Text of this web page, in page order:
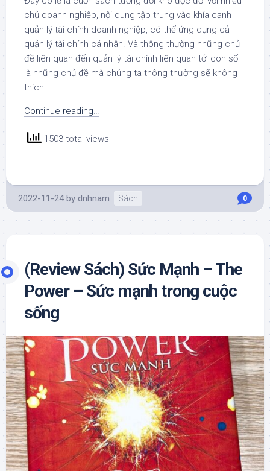
chủ doanh nghiệp, nội dung tập trung vào khía cạnh
quản lý tài chính doanh nghiệp, có thể ứng dụng cả
quản lý tài chính cá nhân. Và thông thường những chủ
đề liên quan đến quản lý tài chính liên quan tới con số
là những chủ đề mà chúng ta thông thường sẽ không
thích.
Continue reading…
1503 total views
2022-11-24 by dnhnam Sách 0
(Review Sách) Sức Mạnh – The
Power – Sức mạnh trong cuộc
sống